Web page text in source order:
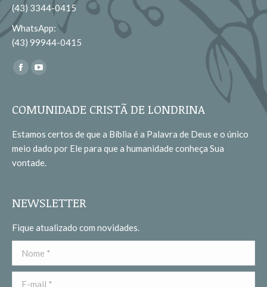
(43) 3344-0415
WhatsApp:
(43) 99944-0415
Encontre-nos em:
Facebook
opens
new
window
opens
new
window
COMUNIDADE CRISTÃ DE LONDRINA
Estamos certos de que a Bíblia é a Palavra de Deus e o único
meio dado por Ele para que a humanidade conheça Sua
vontade.
NEWSLETTER
Fique atualizado com novidades.
Nome *
E-mail *